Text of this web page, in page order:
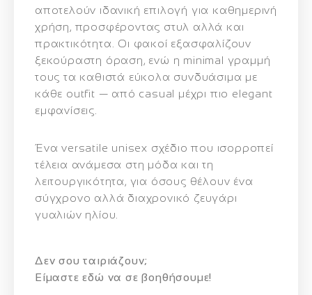
αποτελούν ιδανική επιλογή για καθημερινή
χρήση, προσφέροντας στυλ αλλά και
πρακτικότητα. Οι φακοί εξασφαλίζουν
ξεκούραστη όραση, ενώ η minimal γραμμή
τους τα καθιστά εύκολα συνδυάσιμα με
κάθε outfit — από casual μέχρι πιο elegant
εμφανίσεις.
Ένα versatile unisex σχέδιο που ισορροπεί
τέλεια ανάμεσα στη μόδα και τη
λειτουργικότητα, για όσους θέλουν ένα
σύγχρονο αλλά διαχρονικό ζευγάρι
γυαλιών ηλίου.
Δεν σου ταιριάζουν;
Eίμαστε εδώ να σε βοηθήσουμε!